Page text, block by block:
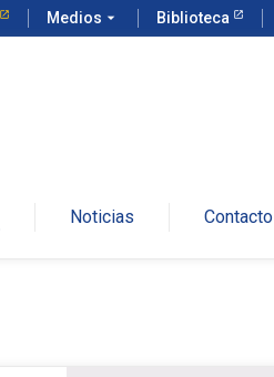
Medios arrow_drop_down Biblioteca
Noticias Contacto